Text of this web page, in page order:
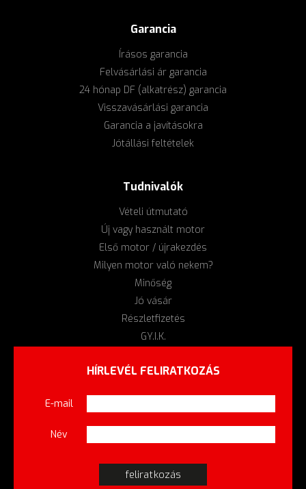
Garancia
Írásos garancia
Felvásárlási ár garancia
24 hónap DF (alkatrész) garancia
Visszavásárlási garancia
Garancia a javításokra
Jótállási feltételek
Tudnivalók
Vételi útmutató
Új vagy használt motor
Első motor / újrakezdés
Milyen motor való nekem?
Minőség
Jó vásár
Részletfizetés
GY.I.K.
HÍRLEVÉL FELIRATKOZÁS
E-mail
Név